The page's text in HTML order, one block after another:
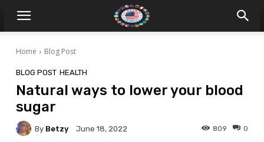
Home Blog Post
BLOG POST HEALTH
Natural ways to lower your blood
sugar
By Betzy June 18, 2022 0
809